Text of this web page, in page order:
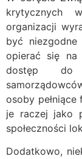
krytycznych
organizacji
być
opierać się na
dostęp do
osoby
je raczej jako
społeczności
Dodatkowo,